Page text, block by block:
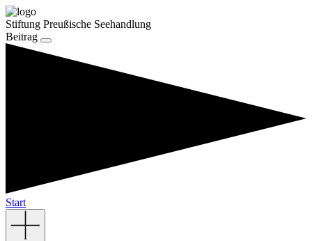
Stiftung Preußische Seehandlung
Beitrag
Start